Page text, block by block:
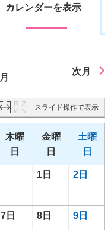
カレンダーを表示
月
次月
スライド操作で表示
木曜
日
金曜
日
土曜
日
1日 2日
7日 8日 9日